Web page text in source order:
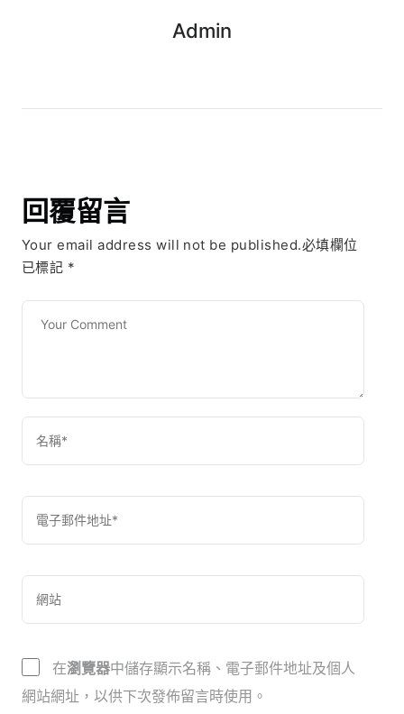
Admin
回覆留言
Your email address will not be published.必填欄位
已標記 *
在瀏覽器中儲存顯示名稱、電子郵件地址及個人
網站網址，以供下次發佈留言時使用。